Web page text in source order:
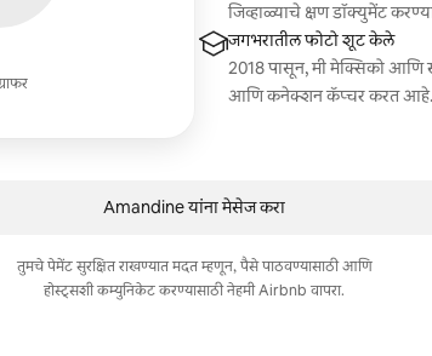
जिव्हाळ्याचे क्षण डॉक्युमेंट
जगभरातील फोटो शूट केले
2018 पासून, मी मेक्सिको आणि
आणि कनेक्शन कॅप्चर करत आहे.
Amandine यांना मेसेज करा
तुमचे पेमेंट सुरक्षित राखण्यात मदत म्हणून, पैसे पाठवण्यासाठी आणि
होस्ट्सशी कम्युनिकेट करण्यासाठी नेहमी Airbnb वापरा.